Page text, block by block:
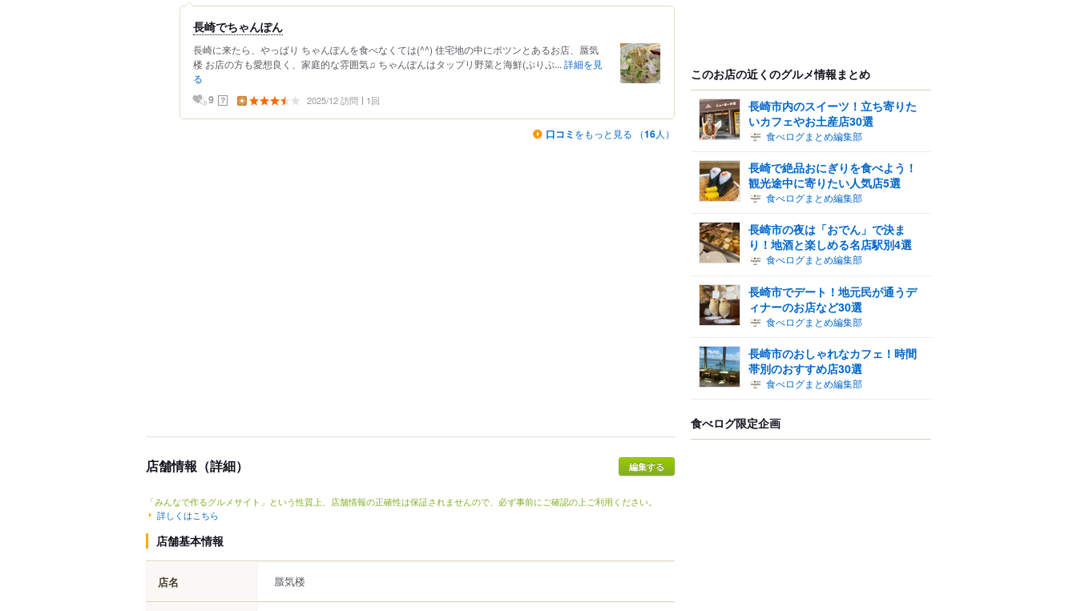
長崎でちゃんぽん
長崎に来たら、やっぱり ちゃんぽんを食べなくては(^^) 住宅地の中にポツンとあるお店、蜃気
楼 お店の方も愛想良く、家庭的な雰囲気♫ ちゃんぽんはタップリ野菜と海鮮(ぷりぷ... 詳細を見
る
9 ？ 2025/12 訪問 1回
口コミ をもっと見る （16人）
店舗情報（詳細）
「みんなで作るグルメサイト」という性質上、店舗情報の正確性は保証されませんので、必ず事前にご確認の上ご利用ください。
詳しくはこちら
店舗基本情報
店名 蜃気楼
このお店の近くのグルメ情報まとめ
長崎市内のスイーツ！立ち寄りた
いカフェやお土産店30選
食べログまとめ編集部
長崎で絶品おにぎりを食べよう！
観光途中に寄りたい人気店5選
食べログまとめ編集部
長崎市の夜は「おでん」で決ま
り！地酒と楽しめる名店駅別4選
食べログまとめ編集部
長崎市でデート！地元民が通うデ
ィナーのお店など30選
食べログまとめ編集部
長崎市のおしゃれなカフェ！時間
帯別のおすすめ店30選
食べログまとめ編集部
食べログ限定企画